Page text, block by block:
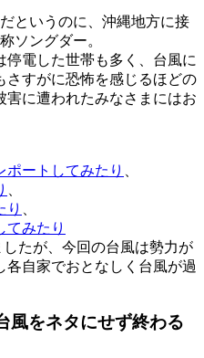
というのに、沖縄地方に接
ソングダー。
停電した世帯も多く、台風に
さすがに恐怖を感じるほどの
に遭われたみなさまにはお
ポートしてみたり
り
てみたり
たが、今回の台風は勢力が
自家でおとなしく台風が過
風をネタにせず終わる